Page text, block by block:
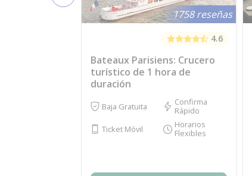
1758 reseñas
4.6
Bateaux Parisiens: Crucero
turístico de 1 hora de
duración
Baja Gratuita
Confirma
Rápido
Ticket Móvil
Horarios
Flexibles